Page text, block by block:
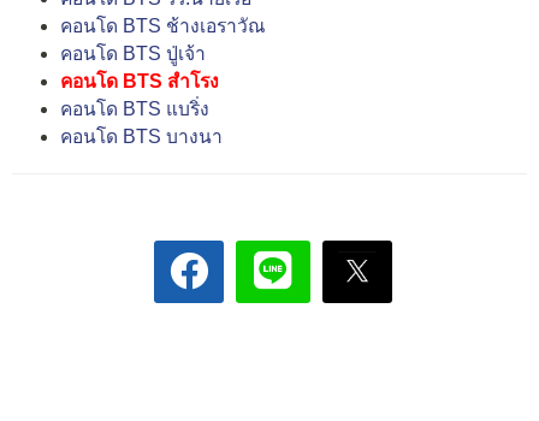
คอนโด BTS ช้างเอราวัณ
คอนโด BTS ปู่เจ้า
คอนโด BTS สำโรง
คอนโด BTS แบริ่ง
คอนโด BTS บางนา